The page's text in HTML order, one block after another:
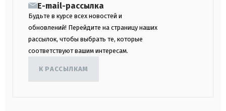
E-mail-рассылка
Будьте в курсе всех новостей и
обновлений! Перейдите на страницу наших
рассылок, чтобы выбрать те, которые
соответствуют вашим интересам.
К РАССЫЛКАМ